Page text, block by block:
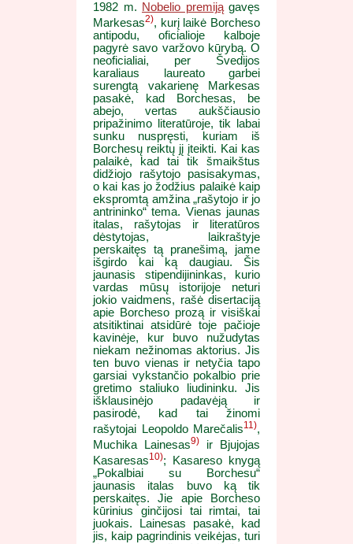
1982 m. Nobelio premijągavęs
Markesas2), kurį laikė Borcheso
antipodu, oficialioje kalboje
pagyrė savo varžovo kūrybą. O
neoficialiai, per Švedijos
karaliaus laureato garbei
surengtą vakarienę Markesas
pasakė, kad Borchesas, be
abejo, vertas aukščiausio
pripažinimo literatūroje, tik labai
sunku nuspręsti, kuriam iš
Borchesų reiktų jį įteikti. Kai kas
palaikė, kad tai tik šmaikštus
didžiojo rašytojo pasisakymas,
o kai kas jo žodžius palaikė kaip
ekspromtą amžina „rašytojo ir jo
antrininko“ tema. Vienas jaunas
italas, rašytojas ir literatūros
dėstytojas, laikraštyje
perskaitęs tą pranešimą, jame
išgirdo kai ką daugiau. Šis
jaunasis stipendijininkas, kurio
vardas mūsų istorijoje neturi
jokio vaidmens, rašė disertaciją
apie Borcheso prozą ir visiškai
atsitiktinai atsidūrė toje pačioje
kavinėje, kur buvo nužudytas
niekam nežinomas aktorius. Jis
ten buvo vienas ir netyčia tapo
garsiai vykstančio pokalbio prie
gretimo staliuko liudininku. Jis
išklausinėjo padavėją ir
pasirodė, kad tai žinomi
rašytojai Leopoldo Marečalis11),
Muchika Lainesas9) ir Bjujojas
Kasaresas10); Kasareso knygą
„Pokalbiai su Borchesu“
jaunasis italas buvo ką tik
perskaitęs. Jie apie Borcheso
kūrinius ginčijosi tai rimtai, tai
juokais. Lainesas pasakė, kad
jis, kaip pagrindinis veikėjas, turi